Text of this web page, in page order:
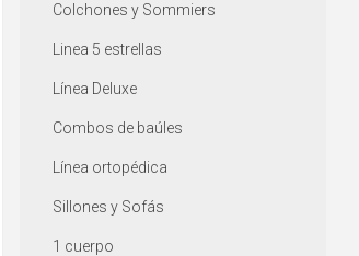
Colchones y Sommiers
Linea 5 estrellas
Línea Deluxe
Combos de baúles
Línea ortopédica
Sillones y Sofás
1 cuerpo